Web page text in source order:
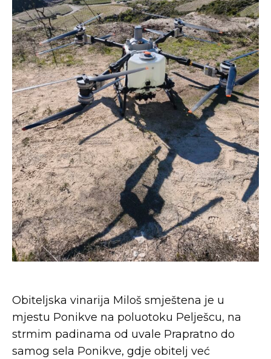
Obiteljska vinarija Miloš smještena je u
mjestu Ponikve na poluotoku Pelješcu, na
strmim padinama od uvale Prapratno do
samog sela Ponikve, gdje obitelj već